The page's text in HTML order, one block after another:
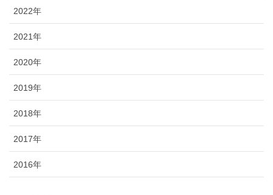
2022年
2021年
2020年
2019年
2018年
2017年
2016年